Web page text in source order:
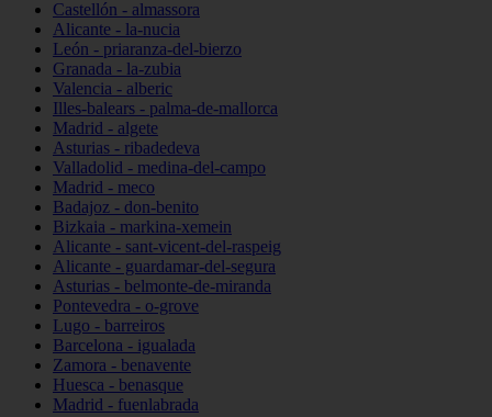
Castellón - almassora
Alicante - la-nucia
León - priaranza-del-bierzo
Granada - la-zubia
Valencia - alberic
Illes-balears - palma-de-mallorca
Madrid - algete
Asturias - ribadedeva
Valladolid - medina-del-campo
Madrid - meco
Badajoz - don-benito
Bizkaia - markina-xemein
Alicante - sant-vicent-del-raspeig
Alicante - guardamar-del-segura
Asturias - belmonte-de-miranda
Pontevedra - o-grove
Lugo - barreiros
Barcelona - igualada
Zamora - benavente
Huesca - benasque
Madrid - fuenlabrada